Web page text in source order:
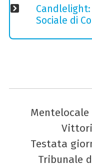
Sociale di
Mentelocale
Testata
Tribunale